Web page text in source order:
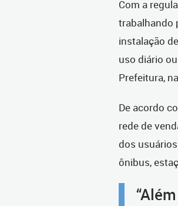
Com a
trabalhando
instalação
uso diário
Prefeitura,
De acordo
rede de
dos
ônibus,